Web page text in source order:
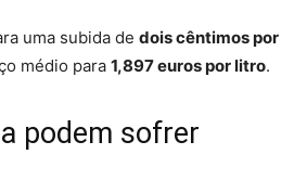
uma subida de dois cêntimos por
médio para 1,897 euros por litro.
podem sofrer